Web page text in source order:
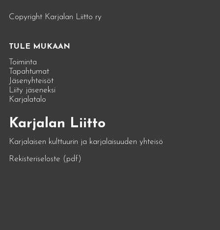
Copyright Karjalan Liitto ry
TULE MUKAAN
Toiminta
Tapahtumat
Jäsenyhteisöt
Liity jäseneksi
Karjalatalo
Karjalan Liitto
Karjalaisen kulttuurin ja karjalaisuuden yhteisö
Rekisteriseloste (pdf)